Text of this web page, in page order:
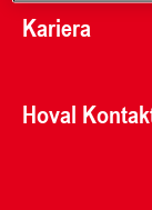
Kariera
Hoval